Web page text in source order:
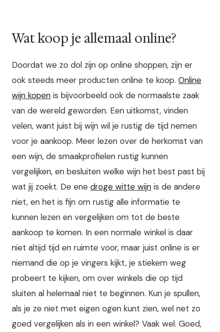
Wat koop je allemaal online?
Doordat we zo dol zijn op online shoppen, zijn er
ook steeds meer producten online te koop. Online
wijn kopen is bijvoorbeeld ook de normaalste zaak
van de wereld geworden. Een uitkomst, vinden
velen, want juist bij wijn wil je rustig de tijd nemen
voor je aankoop. Meer lezen over de herkomst van
een wijn, de smaakprofielen rustig kunnen
vergelijken, en besluiten welke wijn het best past bij
wat jij zoekt. De ene droge witte wijn is de andere
niet, en het is fijn om rustig alle informatie te
kunnen lezen en vergelijken om tot de beste
aankoop te komen. In een normale winkel is daar
niet altijd tijd en ruimte voor, maar juist online is er
niemand die op je vingers kijkt, je stiekem weg
probeert te kijken, om over winkels die op tijd
sluiten al helemaal niet te beginnen. Kun je spullen,
als je ze niet met eigen ogen kunt zien, wel net zo
goed vergelijken als in een winkel? Vaak wel. Goed,